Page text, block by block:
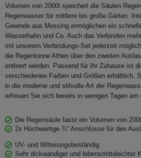
Volumen von 2000l speichert die Säulen
Regenwasser für mittlere bis große Gärten.
Gewinde aus Messing ermöglichen ein
Wasserhahn und Co. Auch das Verbinden
mit unserem Verbindungs-Set jederzeit
die Regentonne Athen über den zweiten
entleert werden. Passend für Ihr Zuhause ist
verschiedenen Farben und Größen erhältlich.
in die moderne und stilvolle Art der
erfreuen Sie sich bereits in wenigen Tagen am
Die Regensäule fasst ein Volumen von
2x Hochwertige ¾“ Anschlüsse für den
UV- und Witterungsbeständig.
Sehr dickwandiger und lebensmittelechter